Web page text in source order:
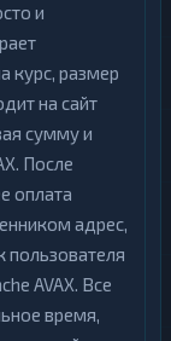
и
курс, размер
на сайт
сумму и
После
оплата
адрес,
пользователя
AVAX. Все
время,